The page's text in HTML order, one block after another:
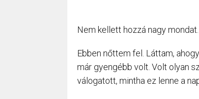
Nem kellett hozzá nagy
Ebben nőttem fel. Láttam,
már gyengébb volt. Volt olyan
válogatott, mintha ez lenne a